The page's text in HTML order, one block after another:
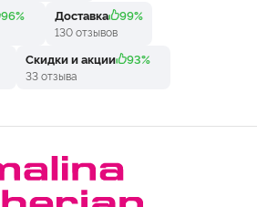
96% Доставка 99%
130 отзывов
Скидки и акции 93%
33 отзыва